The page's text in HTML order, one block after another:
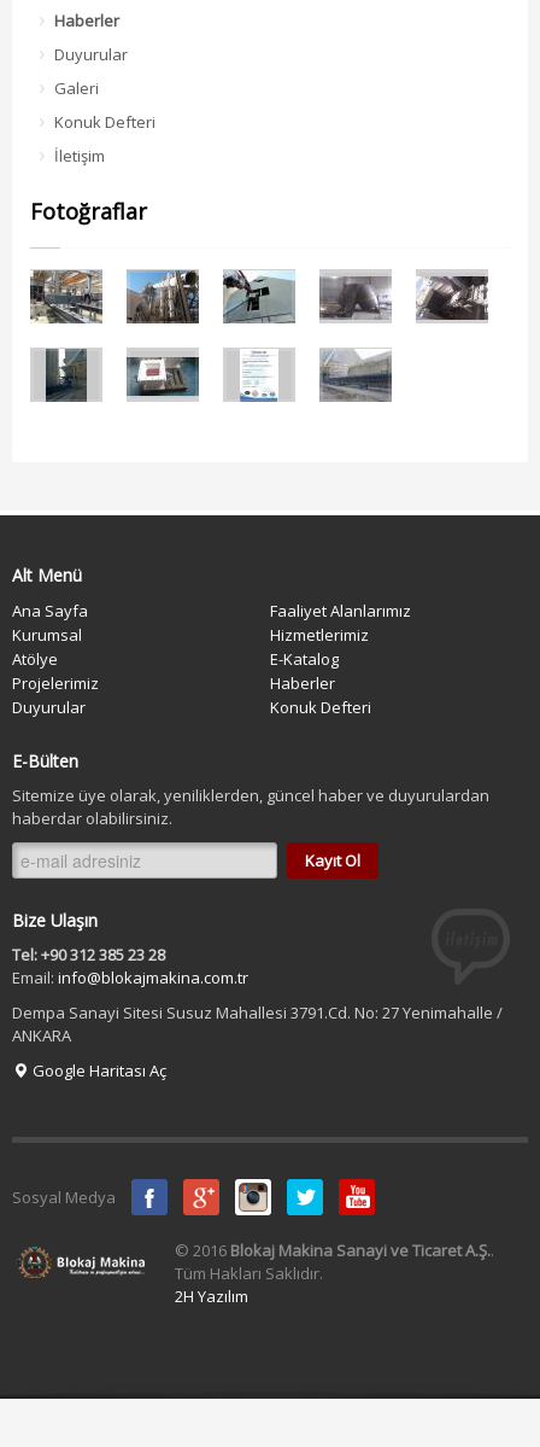
Haberler
Duyurular
Galeri
Konuk Defteri
İletişim
Fotoğraflar
Alt Menü
Ana Sayfa
Faaliyet Alanlarımız
Kurumsal
Hizmetlerimiz
Atölye
E-Katalog
Projelerimiz
Haberler
Duyurular
Konuk Defteri
E-Bülten
Sitemize üye olarak, yeniliklerden, güncel haber ve duyurulardan
haberdar olabilirsiniz.
Bize Ulaşın
Tel: +90 312 385 23 28
Email: info@blokajmakina.com.tr
Dempa Sanayi Sitesi Susuz Mahallesi 3791.Cd. No: 27 Yenimahalle /
ANKARA
Google Haritası Aç
Sosyal Medya
© 2016 Blokaj Makina Sanayi ve Ticaret A.Ş..
Tüm Hakları Saklıdır.
2H Yazılım